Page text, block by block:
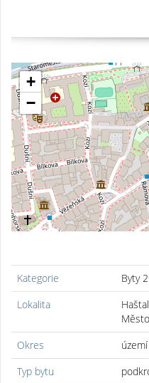
+
−
Kategorie
Byty
Lokalita
Město
Okres
Typ bytu